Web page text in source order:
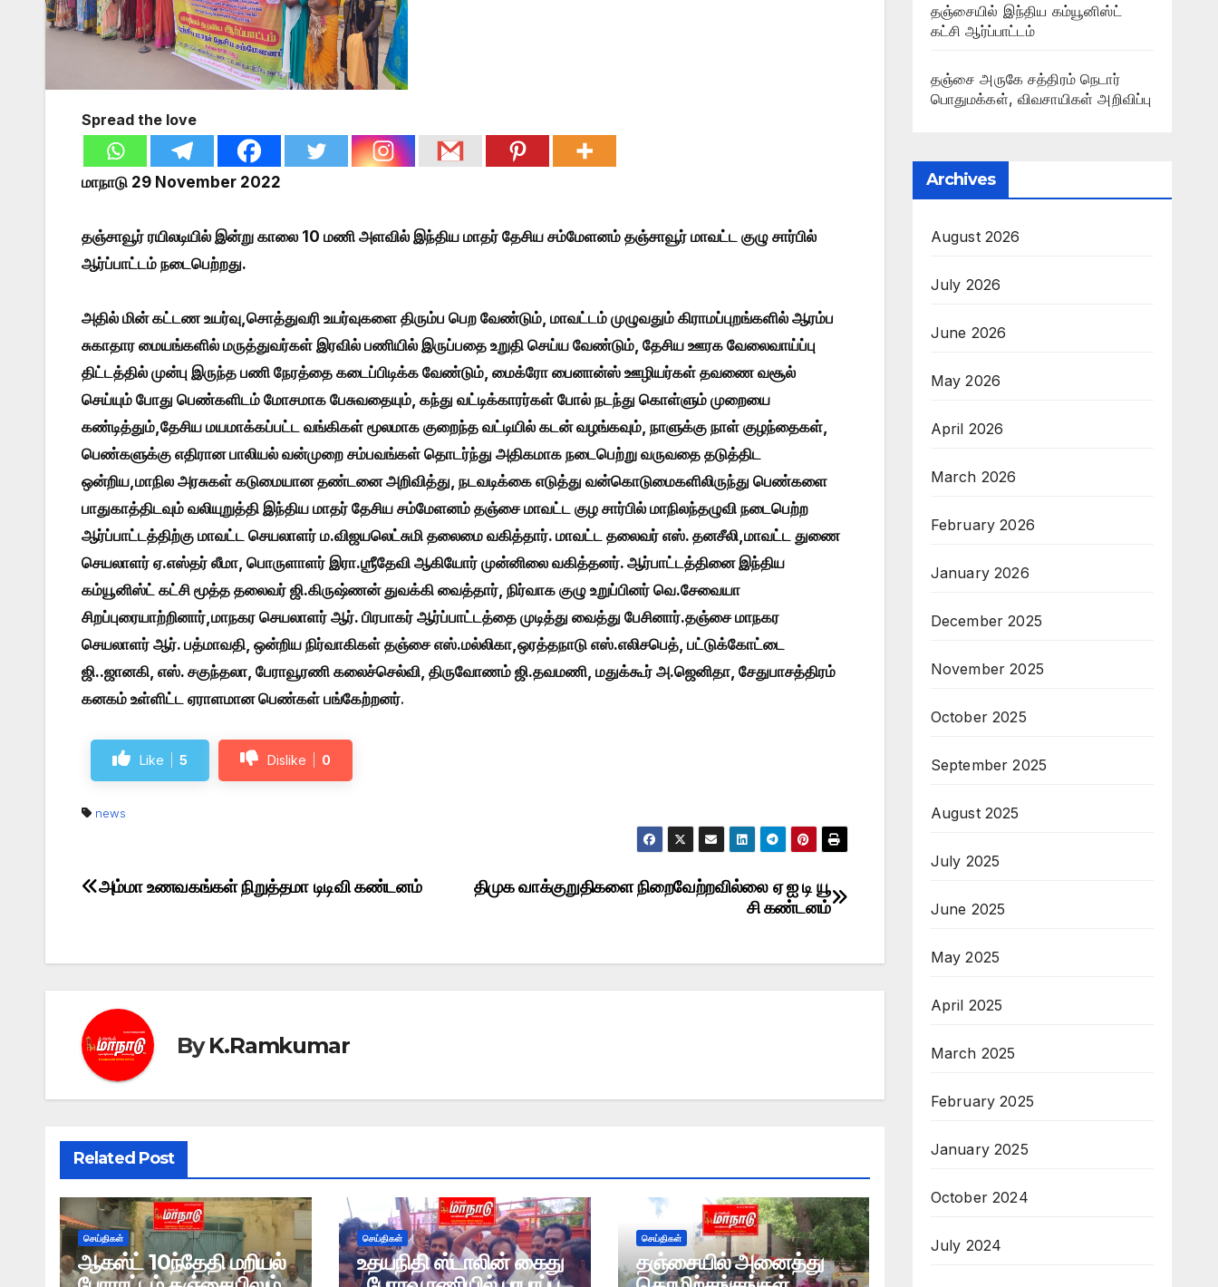
Spread the love
மாநாடு 29 November 2022
தஞ்சாவூர் ரயிலடியில் இன்று காலை 10 மணி அளவில் இந்திய மாதர் தேசிய சம்மேளனம் தஞ்சாவூர் மாவட்ட குழு சார்பில்
ஆர்ப்பாட்டம் நடைபெற்றது.
அதில் மின் கட்டண உயர்வு,சொத்துவரி உயர்வுகளை திரும்ப பெற வேண்டும், மாவட்டம் முழுவதும் கிராமப்புறங்களில் ஆரம்ப
சுகாதார மையங்களில் மருத்துவர்கள் இரவில் பணியில் இருப்பதை உறுதி செய்ய வேண்டும், தேசிய ஊரக வேலைவாய்ப்பு
திட்டத்தில் முன்பு இருந்த பணி நேரத்தை கடைப்பிடிக்க வேண்டும், மைக்ரோ பைனான்ஸ் ஊழியர்கள் தவணை வசூல்
செய்யும் போது பெண்களிடம் மோசமாக பேசுவதையும், கந்து வட்டிக்காரர்கள் போல் நடந்து கொள்ளும் முறையை
கண்டித்தும்,தேசிய மயமாக்கப்பட்ட வங்கிகள் மூலமாக குறைந்த வட்டியில் கடன் வழங்கவும், நாளுக்கு நாள் குழந்தைகள்,
பெண்களுக்கு எதிரான பாலியல் வன்முறை சம்பவங்கள் தொடர்ந்து அதிகமாக நடைபெற்று வருவதை தடுத்திட
ஒன்றிய,மாநில அரசுகள் கடுமையான தண்டனை அறிவித்து, நடவடிக்கை எடுத்து வன்கொடுமைகளிலிருந்து பெண்களை
பாதுகாத்திடவும் வலியுறுத்தி இந்திய மாதர் தேசிய சம்மேளனம் தஞ்சை மாவட்ட குழ சார்பில் மாநிலந்தழுவி நடைபெற்ற
ஆர்ப்பாட்டத்திற்கு மாவட்ட செயலாளர் ம.விஜயலெட்சுமி தலைமை வகித்தார். மாவட்ட தலைவர் எஸ். தனசீலி,மாவட்ட துணை
செயலாளர் ஏ.எஸ்தர் லீமா, பொருளாளர் இரா.ஶ்ரீதேவி ஆகியோர் முன்னிலை வகித்தனர். ஆர்பாட்டத்தினை இந்திய
கம்யூனிஸ்ட் கட்சி மூத்த தலைவர் ஜி.கிருஷ்ணன் துவக்கி வைத்தார், நிர்வாக குழு உறுப்பினர் வெ.சேவையா
சிறப்புரையாற்றினார்,மாநகர செயலாளர் ஆர். பிரபாகர் ஆர்ப்பாட்டத்தை முடித்து வைத்து பேசினார்.தஞ்சை மாநகர
செயலாளர் ஆர். பத்மாவதி, ஒன்றிய நிர்வாகிகள் தஞ்சை எஸ்.மல்லிகா,ஒரத்தநாடு எஸ்.எலிசபெத், பட்டுக்கோட்டை
ஜி..ஜானகி, எஸ். சகுந்தலா, பேராவூரணி கலைச்செல்வி, திருவோணம் ஜி.தவமணி, மதுக்கூர் அ.ஜெனிதா, சேதுபாசத்திரம்
கனகம் உள்ளிட்ட ஏராளமான பெண்கள் பங்கேற்றனர்.
Like 5 Dislike 0
news
Post
திமுக வாக்குறுதிகளை நிறைவேற்றவில்லை ஏ ஐ டி யூ
சி கண்டனம்
அம்மா உணவகங்கள் நிறுத்தமா டிடிவி கண்டனம்
ByK.Ramkumar
Related Post
செய்திகள்
ஆகஸ்ட் 10ந்தேதி மறியல்
செய்திகள்
உதயநிதி ஸ்டாலின் கைது
செய்திகள்
தஞ்சையில் அனைத்து
தஞ்சையில் இந்திய கம்யூனிஸ்ட்
கட்சி ஆர்ப்பாட்டம்
தஞ்சை அருகே சத்திரம் நெடார்
பொதுமக்கள், விவசாயிகள் அறிவிப்பு
Archives
August 2026
July 2026
June 2026
May 2026
April 2026
March 2026
February 2026
January 2026
December 2025
November 2025
October 2025
September 2025
August 2025
July 2025
June 2025
May 2025
April 2025
March 2025
February 2025
January 2025
October 2024
July 2024